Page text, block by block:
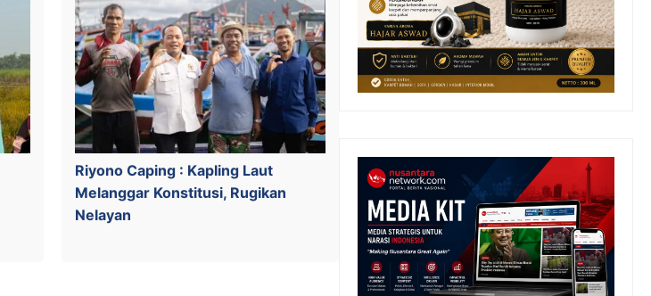
Riyono Caping : Kapling Laut
Melanggar Konstitusi, Rugikan
Nelayan